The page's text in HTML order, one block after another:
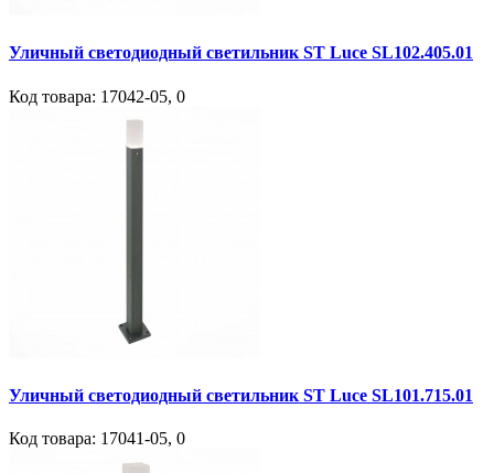
Уличный светодиодный светильник ST Luce SL102.405.01
Код товара: 17042-05, 0
Уличный светодиодный светильник ST Luce SL101.715.01
Код товара: 17041-05, 0